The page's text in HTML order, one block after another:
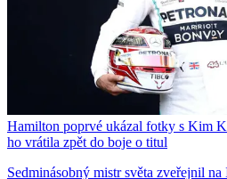
Hamilton poprvé ukázal fotky s Kim
ho vrátila zpět do boje o titul
Sedminásobný mistr světa zveřejnil